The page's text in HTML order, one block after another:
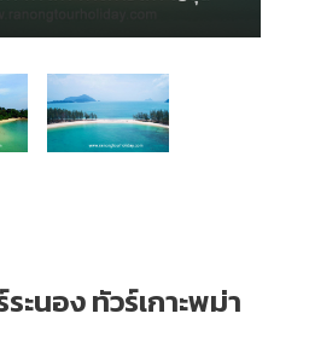
ะนอง ทัวร์เกาะพม่า